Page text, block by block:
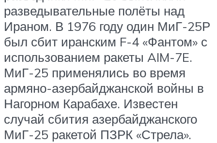
разведывательные полёты над
Ираном. В 1976 году один МиГ-25Р
был сбит иранским F-4 «Фантом» с
использованием ракеты AIM-7E.
МиГ-25 применялись во время
армяно-азербайджанской войны в
Нагорном Карабахе. Известен
случай сбития азербайджанского
МиГ-25 ракетой ПЗРК «Стрела».